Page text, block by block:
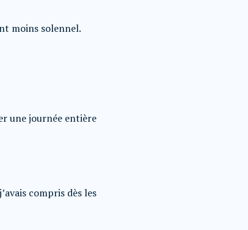
moins solennel.
une journée entière
compris dès les